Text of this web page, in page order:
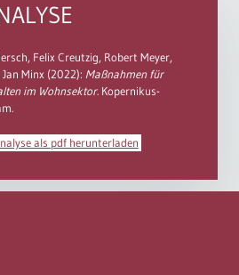
Felix Creutzig, Robert Meyer,
Minx (2022): Maßnahmen für
im Wohnsektor. Kopernikus-
als pdf herunterladen